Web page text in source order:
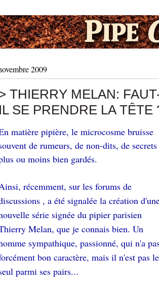
2009
THIERRY MELAN:
IL SE PRENDRE LA TÊTE
matière pipière, le microcosme bruisse
de rumeurs, de non-dits, de secrets
ou moins bien gardés.
récemment, sur les forums de
, a été signalée la création
série signée du pipier parisien
Melan, que je connais bien. Un
sympathique, passionné, qui n'a
bon caractère, mais il n'est pas le
parmi ses pairs...